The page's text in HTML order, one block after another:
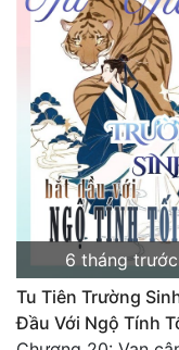
6 tháng trước
Tu Tiên Trường
Đầu Với Ngộ Tính